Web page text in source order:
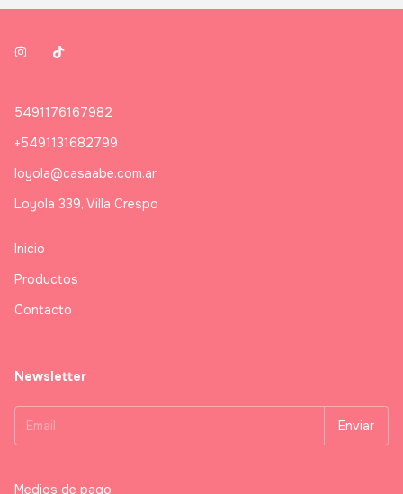
5491176167982
+5491131682799
loyola@casaabe.com.ar
Loyola 339, Villa Crespo
Inicio
Productos
Contacto
Newsletter
Medios de pago